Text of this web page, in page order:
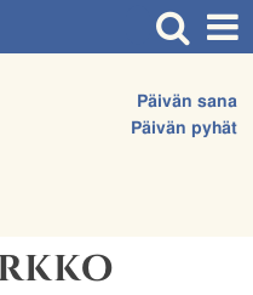
Päivän sana
Päivän pyhät